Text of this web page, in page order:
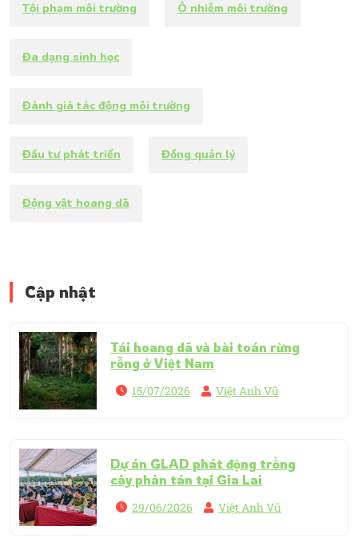
Tội phạm môi trường Ô nhiễm môi trường
Đa dạng sinh học
Đánh giá tác động môi trường
Đầu tư phát triển Đồng quản lý
Động vật hoang dã
Cập nhật
Tái hoang dã và bài toán rừng
rỗng ở Việt Nam
15/07/2026 Việt Anh Vũ
Dự án GLAD phát động trồng
cây phân tán tại Gia Lai
29/06/2026 Việt Anh Vũ